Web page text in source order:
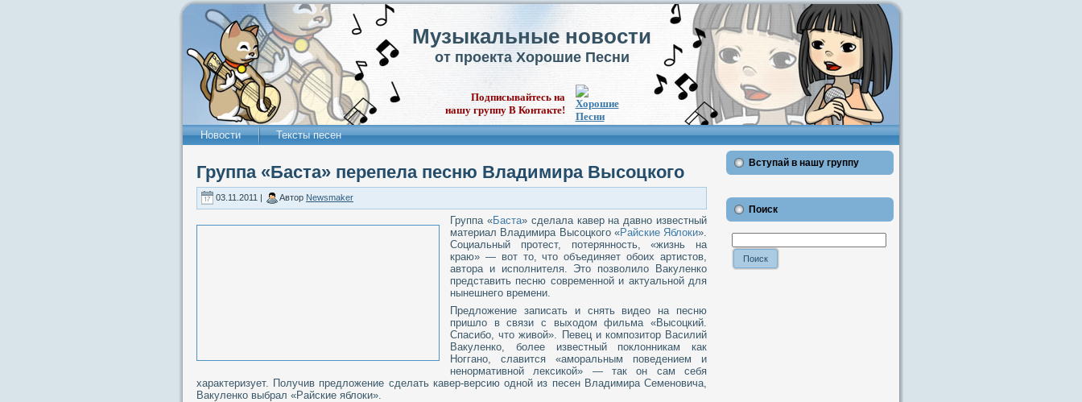
Музыкальные новости
от проекта Хорошие Песни
Подписывайтесь на
нашу группу В Контакте!
Новости Тексты песен
Группа «Баста» перепела песню Владимира Высоцкого
03.11.2011 | Автор Newsmaker
Группа «Баста» сделала кавер на давно известный
материал Владимира Высоцкого «Райские Яблоки».
Социальный протест, потерянность, «жизнь на
краю» — вот то, что объединяет обоих артистов,
автора и исполнителя. Это позволило Вакуленко
представить песню современной и актуальной для
нынешнего времени.
Предложение записать и снять видео на песню
пришло в связи с выходом фильма «Высоцкий.
Спасибо, что живой». Певец и композитор Василий
Вакуленко, более известный поклонникам как
Ноггано, славится «аморальным поведением и
ненормативной лексикой» — так он сам себя
характеризует. Получив предложение сделать кавер-версию одной из песен Владимира Семеновича,
Вакуленко выбрал «Райские яблоки».
Вступай в нашу группу
Поиск